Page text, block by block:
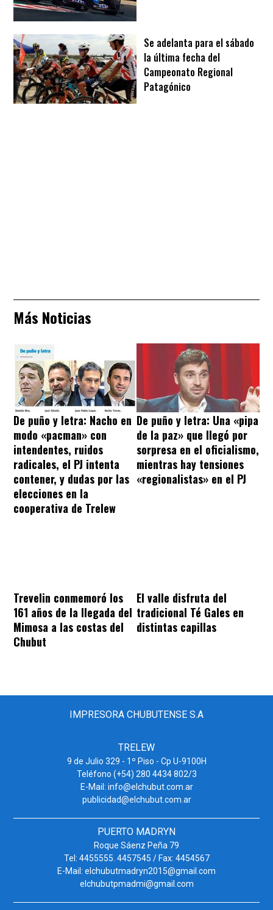
Se adelanta para el sábado
la última fecha del
Campeonato Regional
Patagónico
Más Noticias
De puño y letra: Nacho en
modo «pacman» con
intendentes, ruidos
radicales, el PJ intenta
contener, y dudas por las
elecciones en la
cooperativa de Trelew
De puño y letra: Una «pipa
de la paz» que llegó por
sorpresa en el oficialismo,
mientras hay tensiones
«regionalistas» en el PJ
Trevelin conmemoró los
161 años de la llegada del
Mimosa a las costas del
Chubut
El valle disfruta del
tradicional Té Gales en
distintas capillas
IMPRESORA CHUBUTENSE S.A
TRELEW
9 de Julio 329 - 1º Piso - Cp U-9100H
Teléfono (+54) 280 4434 802/3
E-Mail: info@elchubut.com.ar
publicidad@elchubut.com.ar
PUERTO MADRYN
Roque Sáenz Peña 79
Tel: 4455555. 4457545 / Fax: 4454567
E-Mail: elchubutmadryn2015@gmail.com
elchubutpmadmi@gmail.com